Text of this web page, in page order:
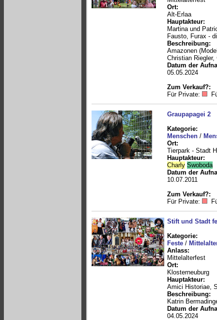
Ort:
Alt-Erlaa
Hauptakteur:
Martina und
Fausto, Furax -
Beschreibung:
Amazonen
Christian
Datum der
05.05.2024
Zum Verkauf?:
Für Private:
Graupapagei 2
Kategorie:
Menschen /
Ort:
Tierpark - Stadt
Hauptakteur:
Charly Swoboda
Datum der
10.07.2011
Zum Verkauf?:
Für Private:
Stift und Stadt
Kategorie:
Feste /
Anlass:
Mittelalterfest
Ort:
Klosterneuburg
Hauptakteur:
Amici Historiae,
Beschreibung:
Katrin
Datum der
04.05.2024